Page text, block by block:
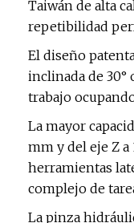
Taiwán de alta
repetibilidad
El diseño
inclinada de
trabajo
La mayor
mm y del eje Z
herramientas
complejo de
La pinza